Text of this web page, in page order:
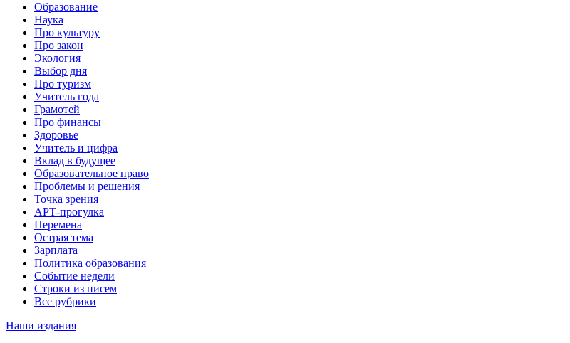
Образование
Наука
Про культуру
Про закон
Экология
Выбор дня
Про туризм
Учитель года
Грамотей
Про финансы
Здоровье
Учитель и цифра
Вклад в будущее
Образовательное право
Проблемы и решения
Точка зрения
АРТ-прогулка
Перемена
Острая тема
Зарплата
Политика образования
Событие недели
Строки из писем
Все рубрики
Наши издания